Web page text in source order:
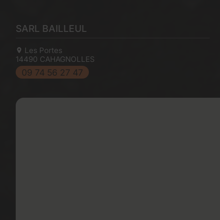
SARL BAILLEUL
Les Portes
14490 CAHAGNOLLES
09 74 56 27 47